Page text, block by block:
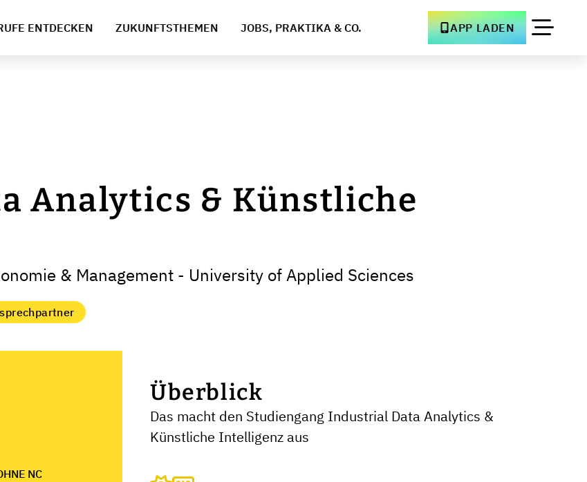
ENTDECKEN ZUKUNFTSTHEMEN JOBS, PRAKTIKA & CO. APP LADEN
Analytics & Künstliche
& Management - University of Applied Sciences
NC
Überblick
Das macht den Studiengang Industrial Data Analytics &
Künstliche Intelligenz aus